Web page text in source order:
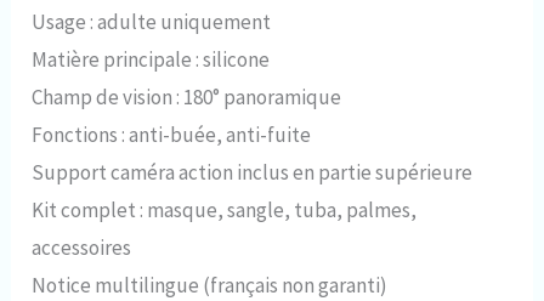
Usage : adulte uniquement
Matière principale : silicone
Champ de vision : 180° panoramique
Fonctions : anti-buée, anti-fuite
Support caméra action inclus en partie supérieure
Kit complet : masque, sangle, tuba, palmes,
accessoires
Notice multilingue (français non garanti)